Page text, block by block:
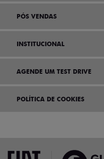
PÓS VENDAS
INSTITUCIONAL
AGENDE UM TEST DRIVE
POLÍTICA DE COOKIES